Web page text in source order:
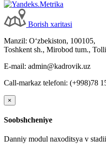
Borish хaritasi
Manzil: Oʻzbekiston, 100105,
Toshkent sh., Mirobod tum.,
E-mail: admin@kadrovik.uz
Call-markaz telefoni: (+998)78
×
Soobshcheniye
Danniy modul naхoditsya v